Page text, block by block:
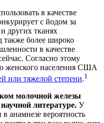
в качестве
с йодом за
других тканях
также более широко
в качестве
Согласно этому
женского населения США
или тяжелой степени.1
молочной железы
литературе. У
анамнезе вероятность